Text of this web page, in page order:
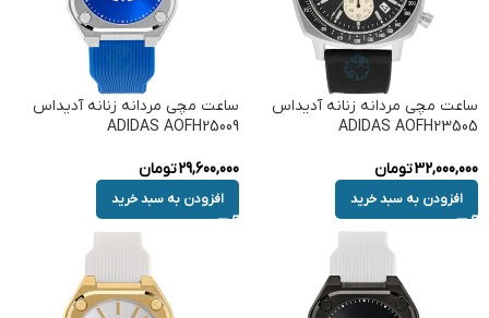
ساعت مچی مردانه زنانه آدیداس
ADIDAS AOFH23505
32,000,000تومان
افزودن به سبد خرید
ساعت مچی مردانه زنانه آدیداس
ADIDAS AOFH25009
29,600,000تومان
افزودن به سبد خرید